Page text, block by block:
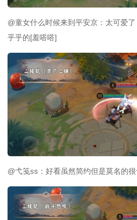
@童女什么时候来到平安京：太可爱
乎乎的[羞嗒嗒]
@弋笺ss：好看虽然简约但是莫名的很